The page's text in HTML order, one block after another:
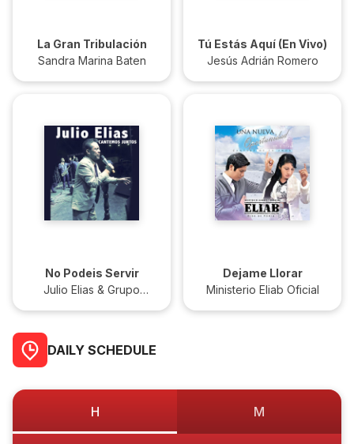
La Gran Tribulación
Sandra Marina Baten
Tú Estás Aquí (En Vivo)
Jesús Adrián Romero
No Podeis Servir
Julio Elias & Grupo
Dejame Llorar
Ministerio Eliab Oficial
DAILY SCHEDULE